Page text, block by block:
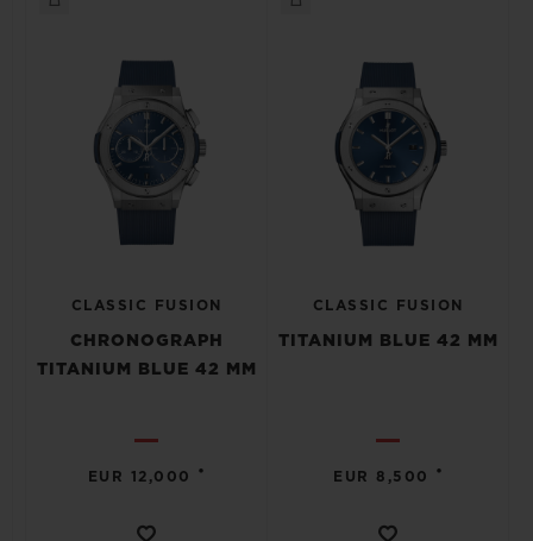
CLASSIC FUSION
CHRONOGRAPH
TITANIUM BLUE 42 MM
EUR 12,000 •
CLASSIC FUSION
TITANIUM BLUE 42 MM
EUR 8,500 •